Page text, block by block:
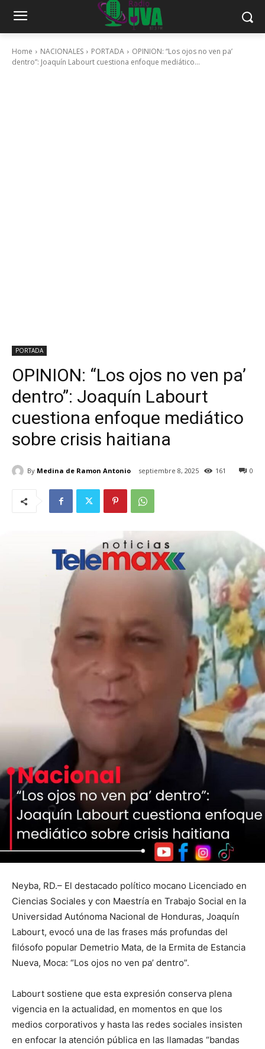
Home NACIONALES PORTADA
OPINION: “Los ojos no ven pa’
dentro”: Joaquín Labourt cuestiona enfoque mediático...
PORTADA
OPINION: “Los ojos no ven pa’
dentro”: Joaquín Labourt
cuestiona enfoque mediático
sobre crisis haitiana
By Medina de Ramon Antonio septiembre 8, 2025 0
161
Neyba, RD.– El destacado político mocano Licenciado en
Ciencias Sociales y con Maestría en Trabajo Social en la
Universidad Autónoma Nacional de Honduras, Joaquín
Labourt, evocó una de las frases más profundas del
filósofo popular Demetrio Mata, de la Ermita de Estancia
Nueva, Moca: “Los ojos no ven pa’ dentro”.
Labourt sostiene que esta expresión conserva plena
vigencia en la actualidad, en momentos en que los
medios corporativos y hasta las redes sociales insisten
en enfocar la atención pública en las llamadas “bandas